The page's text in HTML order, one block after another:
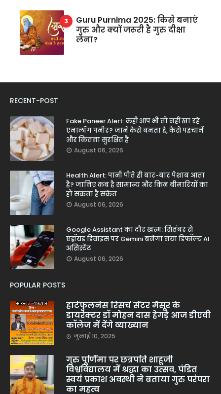
Guru Purnima 2025: किसे बनाएं
गुरु और क्यों जरूरी है गुरु दीक्षा
लेना?
RECENT-POST
Fake Paneer Alert: कहीं आप भी तो नहीं खा रहे
एनालॉग पनीर? जानें कैसे बनता है, कैसे पहचानें
और कितना सुरक्षित है
August 06, 2026
Health Alert: पानी पीते ही बार-बार पेशाब आता
है? जानिए कब है सामान्य और किन बीमारियों का
हो सकता है संकेत
August 06, 2026
Google Assistant का दौर खत्म: सितंबर से
एंड्रॉयड डिवाइस पर Gemini बनेगा नया डिफॉल्ट AI
असिस्टेंट
August 06, 2026
POPULAR POSTS
हार्टफुलनेस रिसर्च सेंटर मैसूर के
डायरेक्टर डॉ मोहन दास हेगड़े आज डीएवी
कॉलेज में देंगे व्याख्यान
जुलाई 10, 2025
गुरु पूर्णिमा पर छत्रपति शाहूजी
विश्वविद्यालय में श्रद्धा का उत्सव, पंडित
स्वयं प्रकाश अवस्थी ने बताया गुरु परंपरा
का महत्व